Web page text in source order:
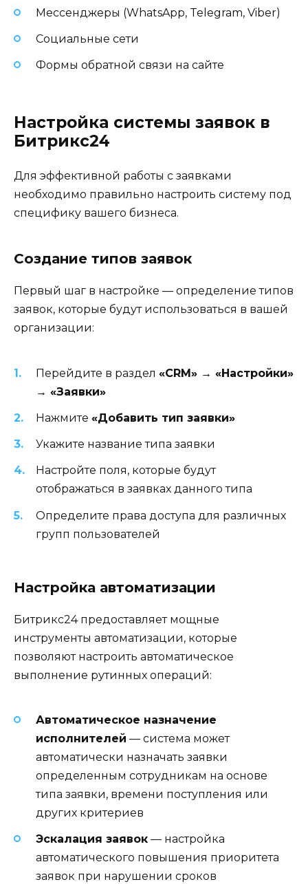
Мессенджеры (WhatsApp, Telegram, Viber)
Социальные сети
Формы обратной связи на сайте
Настройка системы заявок в
Битрикс24
Для эффективной работы с заявками
необходимо правильно настроить систему под
специфику вашего бизнеса.
Создание типов заявок
Первый шаг в настройке — определение типов
заявок, которые будут использоваться в вашей
организации:
Перейдите в раздел «CRM» → «Настройки»
→ «Заявки»
Нажмите «Добавить тип заявки»
Укажите название типа заявки
Настройте поля, которые будут
отображаться в заявках данного типа
Определите права доступа для различных
групп пользователей
Настройка автоматизации
Битрикс24 предоставляет мощные
инструменты автоматизации, которые
позволяют настроить автоматическое
выполнение рутинных операций:
Автоматическое назначение
исполнителей — система может
автоматически назначать заявки
определенным сотрудникам на основе
типа заявки, времени поступления или
других критериев
Эскалация заявок — настройка
автоматического повышения приоритета
заявок при нарушении сроков